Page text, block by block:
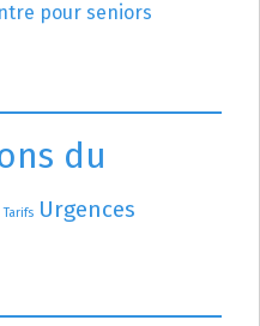
pour seniors
du
Tarifs Urgences